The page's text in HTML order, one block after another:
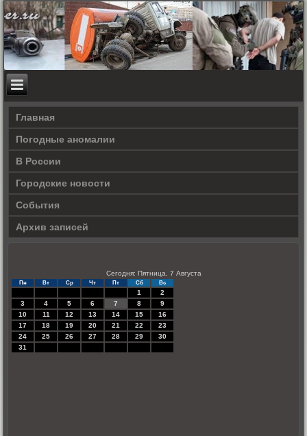
Главная
Погодные аномалии
В России
Городские новости
События
Архив записей
Сегодня: Пятница, 7 Августа
Пн Вт Ср Чт Пт Сб Вс
1
2
3
4 5 6 7 8
9
10
11 12 13 14 15
16
17
18 19 20 21 22
23
24
25 26 27 28 29
30
31